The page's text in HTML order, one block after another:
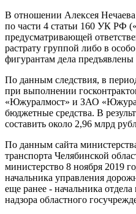
В отношении Алексея
по части 4 статьи 160 УК РФ
предусматривающей
растрату группой либо в
фигурантам дела
По данным следствия, в
при выполнении
«Южуралмост» и ЗАО
бюджетные средства. В
составить около 2,96 млрд
По данным сайта
транспорта Челябинской
министерство 8 ноября 2019
начальника управления
еще ранее - начальника
надзора областного